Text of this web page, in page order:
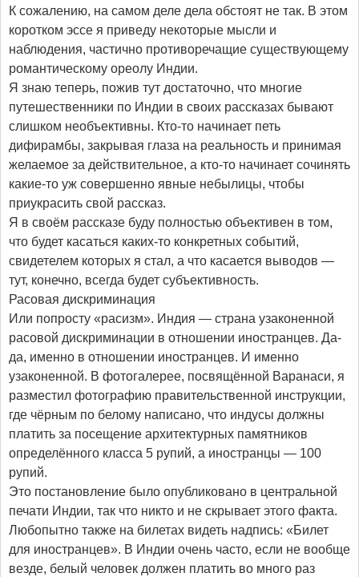
К сожалению, на самом деле дела обстоят не так. В этом
коротком эссе я приведу некоторые мысли и
наблюдения, частично противоречащие существующему
романтическому ореолу Индии.
Я знаю теперь, пожив тут достаточно, что многие
путешественники по Индии в своих рассказах бывают
слишком необъективны. Кто-то начинает петь
дифирамбы, закрывая глаза на реальность и принимая
желаемое за действительное, а кто-то начинает сочинять
какие-то уж совершенно явные небылицы, чтобы
приукрасить свой рассказ.
Я в своём рассказе буду полностью объективен в том,
что будет касаться каких-то конкретных событий,
свидетелем которых я стал, а что касается выводов —
тут, конечно, всегда будет субъективность.
Расовая дискриминация
Или попросту «расизм». Индия — страна узаконенной
расовой дискриминации в отношении иностранцев. Да-
да, именно в отношении иностранцев. И именно
узаконенной. В фотогалерее, посвящённой Варанаси, я
разместил фотографию правительственной инструкции,
где чёрным по белому написано, что индусы должны
платить за посещение архитектурных памятников
определённого класса 5 рупий, а иностранцы — 100
рупий.
Это постановление было опубликовано в центральной
печати Индии, так что никто и не скрывает этого факта.
Любопытно также на билетах видеть надпись: «Билет
для иностранцев». В Индии очень часто, если не вообще
везде, белый человек должен платить во много раз